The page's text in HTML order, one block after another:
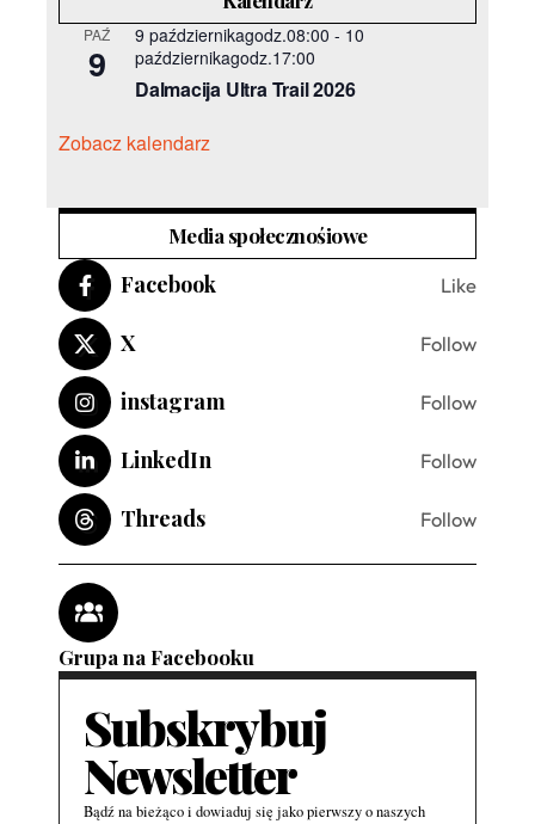
PAŹ
9
9 październikagodz.08:00 - 10
październikagodz.17:00
Dalmacija Ultra Trail 2026
Zobacz kalendarz
Media społecznośiowe
Facebook Like
X Follow
instagram Follow
LinkedIn Follow
Threads Follow
Grupa na Facebooku
Subskrybuj
Newsletter
Bądź na bieżąco i dowiaduj się jako pierwszy o naszych